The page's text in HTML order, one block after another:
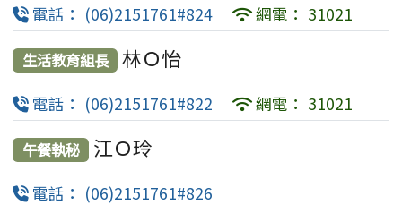
電話： (06)2151761#824 網電： 31021
生活教育組長 林Ｏ怡
電話： (06)2151761#822 網電： 31021
午餐執秘 江Ｏ玲
電話： (06)2151761#826